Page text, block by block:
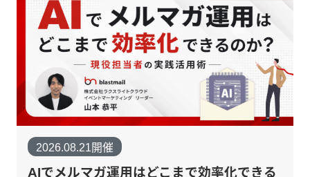
2026.08.21開催
AIでメルマガ運用はどこまで効率化できる